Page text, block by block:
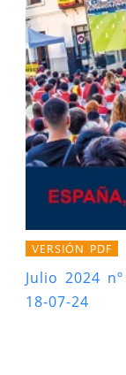
VERSIÓN PDF
Julio 2024
18-07-24